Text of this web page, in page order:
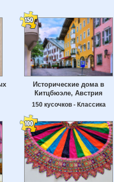
Исторические дома в
Китцбюэле, Австрия
150 кусочков - Классика